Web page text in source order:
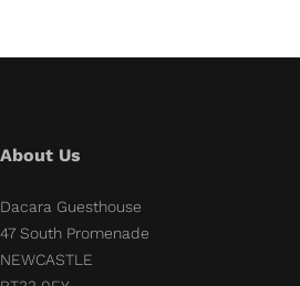
About Us
Dacara Guesthouse
47 South Promenade
NEWCASTLE